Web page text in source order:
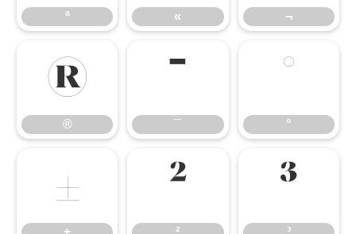
ª « ¬
®
®
¯
¯
°
°
± ² ³